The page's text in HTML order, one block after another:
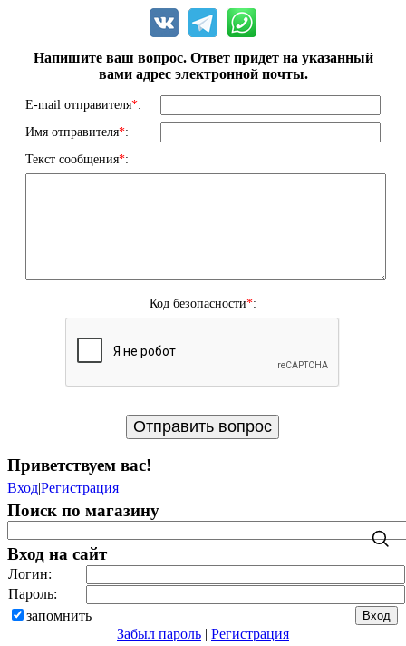
Напишите ваш вопрос. Ответ придет на указанный
вами адрес электронной почты.
E-mail отправителя*:
Имя отправителя*:
Текст сообщения*:
Код безопасности*:
Приветствуем вас!
Вход|Регистрация
Поиск по магазину
Вход на сайт
Логин:
Пароль:
запомнить
Забыл пароль | Регистрация